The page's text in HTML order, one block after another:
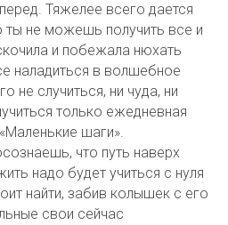
Тяжелее всего дается
ты не можешь получить все и
и побежала нюхать
наладиться в волшебное
не случиться, ни чуда, ни
только ежедневная
шаги».
что путь наверх
надо будет учиться с нуля
найти, забив колышек с его
свои сейчас